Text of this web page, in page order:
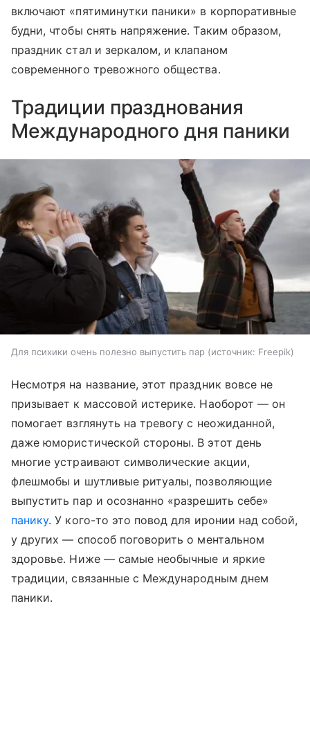
включают «пятиминутки паники» в корпоративные
будни, чтобы снять напряжение. Таким образом,
праздник стал и зеркалом, и клапаном
современного тревожного общества.
Традиции празднования
Международного дня паники
Для психики очень полезно выпустить пар источник: Freepik
Несмотря на название, этот праздник вовсе не
призывает к массовой истерике. Наоборот — он
помогает взглянуть на тревогу с неожиданной,
даже юмористической стороны. В этот день
многие устраивают символические акции,
флешмобы и шутливые ритуалы, позволяющие
выпустить пар и осознанно «разрешить себе»
панику. У кого-то это повод для иронии над собой,
у других — способ поговорить о ментальном
здоровье. Ниже — самые необычные и яркие
традиции, связанные с Международным днем
паники.